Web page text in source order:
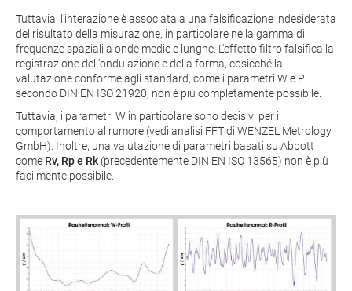
Tuttavia, l'interazione è associata a una falsificazione indesiderata
del risultato della misurazione, in particolare nella gamma di
frequenze spaziali a onde medie e lunghe. L'effetto filtro falsifica la
registrazione dell'ondulazione e della forma, cosicché la
valutazione conforme agli standard, come i parametri W e P
secondo DIN EN ISO 21920, non è più completamente possibile.
Tuttavia, i parametri W in particolare sono decisivi per il
comportamento al rumore (vedi analisi FFT di WENZEL Metrology
GmbH). Inoltre, una valutazione di parametri basati su Abbott
come Rv, Rp e Rk (precedentemente DIN EN ISO 13565) non è più
facilmente possibile.